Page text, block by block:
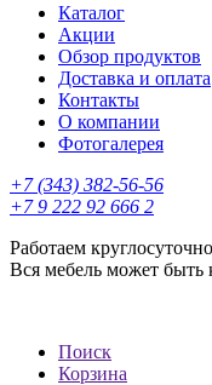
Каталог
Акции
Обзор продуктов
Доставка и оплата
Контакты
О компании
Фотогалерея
+7 (343) 382-56-56
+7 9 222 92 666 2
Работаем
Вся мебель может
Поиск
Корзина